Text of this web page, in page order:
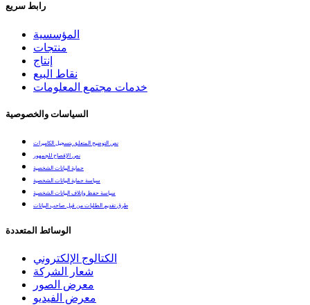
رابط سريع
المؤسسية
منتجات
إنتاج
نقاط البيع
خدمات مجتمع المعلومات
السياسات والخصوصية
نص التوضيح المتعلق بتسجيل الكاميرات
نص الإفصاح للجمهور
حماية البيانات الشخصية
سياسة حماية البيانات الشخصية
سياسة حفظ وإتلاف البيانات الشخصية
طرق تقديم الطلبات من قبل صاحب البيانات
الوسائط المتعددة
الكتالوج الإلكتروني
شعار الشركة
معرض الصور
معرض الفيديو